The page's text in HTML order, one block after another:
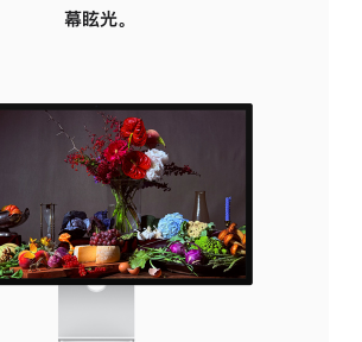
幕眩光。